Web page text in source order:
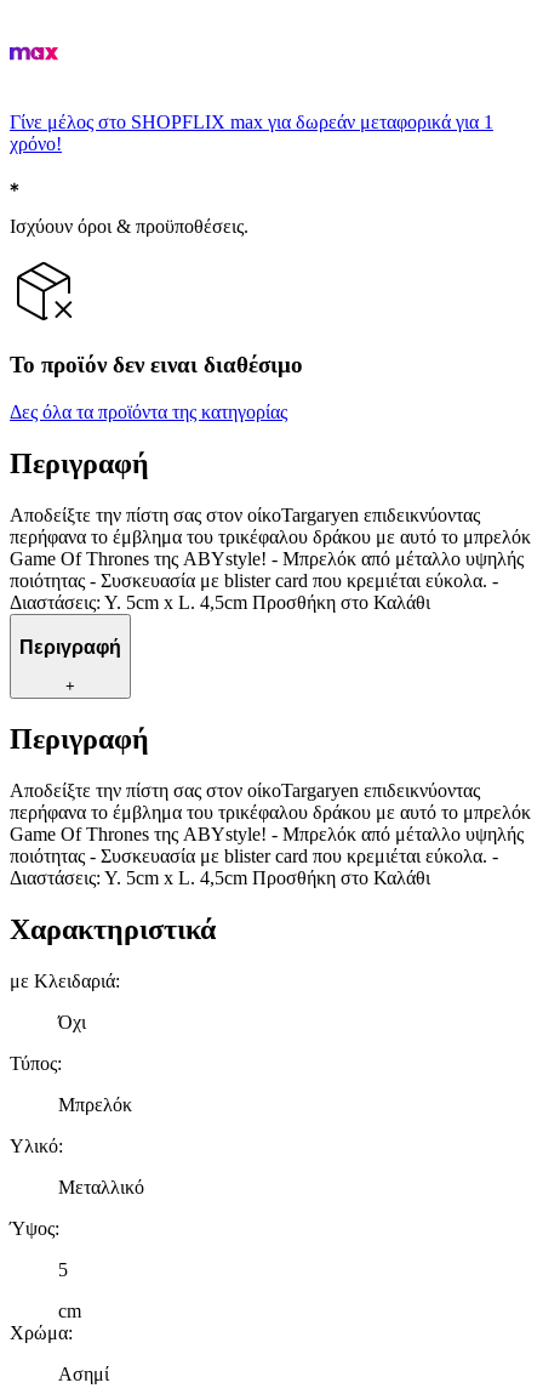
Γίνε μέλος στο SHOPFLIX max για δωρεάν μεταφορικά για 1
χρόνο!
Ισχύουν όροι & προϋποθέσεις.
Το προϊόν δεν ειναι διαθέσιμο
Δες όλα τα προϊόντα της κατηγορίας
Περιγραφή
Αποδείξτε την πίστη σας στον οίκοTargaryen επιδεικνύοντας
περήφανα το έμβλημα του τρικέφαλου δράκου με αυτό το μπρελόκ
Game Of Thrones της ABYstyle! - Μπρελόκ από μέταλλο υψηλής
ποιότητας - Συσκευασία με blister card που κρεμιέται εύκολα. -
Διαστάσεις: Υ. 5cm x L. 4,5cm Προσθήκη στο Καλάθι
Περιγραφή
+
Περιγραφή
Αποδείξτε την πίστη σας στον οίκοTargaryen επιδεικνύοντας
περήφανα το έμβλημα του τρικέφαλου δράκου με αυτό το μπρελόκ
Game Of Thrones της ABYstyle! - Μπρελόκ από μέταλλο υψηλής
ποιότητας - Συσκευασία με blister card που κρεμιέται εύκολα. -
Διαστάσεις: Υ. 5cm x L. 4,5cm Προσθήκη στο Καλάθι
Χαρακτηριστικά
με Κλειδαριά:
Όχι
Τύπος:
Μπρελόκ
Υλικό:
Μεταλλικό
Ύψος:
5
cm
Χρώμα:
Ασημί